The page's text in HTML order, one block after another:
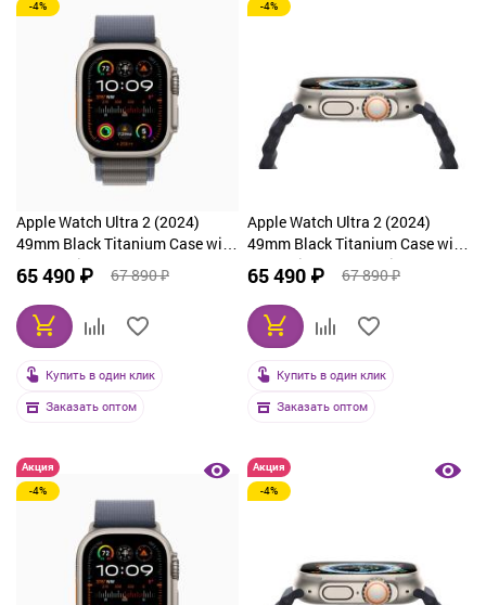
-4%
Apple Watch Ultra 2 (2024)
49mm Black Titanium Case with
Navy Alpine Loop Large
65 490 ₽ 67 890 ₽
Купить в один клик
Заказать оптом
-4%
Apple Watch Ultra 2 (2024)
49mm Black Titanium Case with
Tan Alpine Loop Medium
65 490 ₽ 67 890 ₽
Купить в один клик
Заказать оптом
Акция
-4%
Акция
-4%